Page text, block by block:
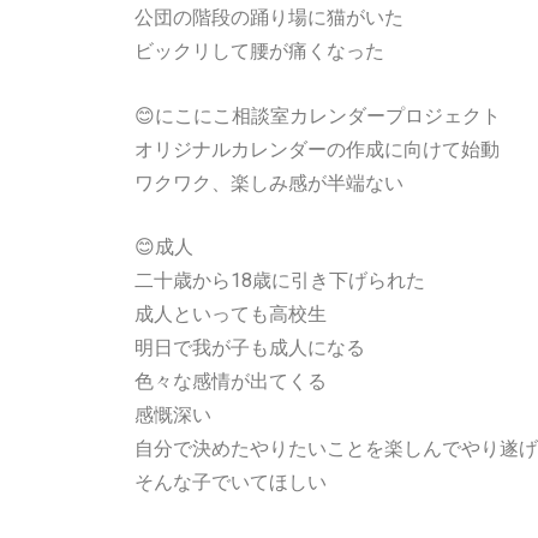
公団の階段の踊り場に猫がいた
ビックリして腰が痛くなった
😊にこにこ相談室カレンダープロジェクト
オリジナルカレンダーの作成に向けて始動
ワクワク、楽しみ感が半端ない
😊成人
二十歳から18歳に引き下げられた
成人といっても高校生
明日で我が子も成人になる
色々な感情が出てくる
感慨深い
自分で決めたやりたいことを楽しんでやり遂
そんな子でいてほしい